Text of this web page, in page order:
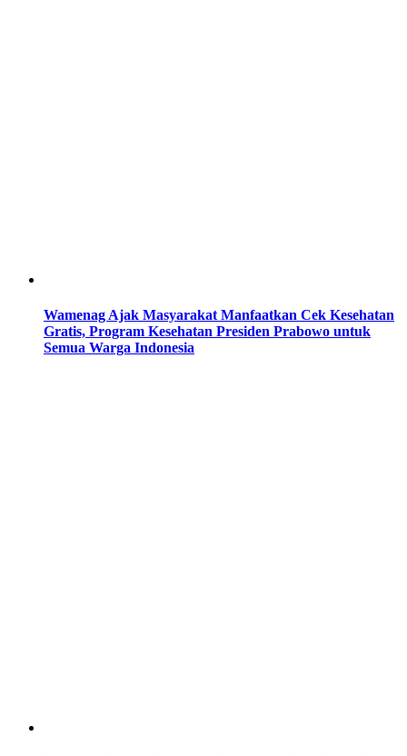
Wamenag Ajak Masyarakat Manfaatkan Cek Kesehatan
Gratis, Program Kesehatan Presiden Prabowo untuk
Semua Warga Indonesia